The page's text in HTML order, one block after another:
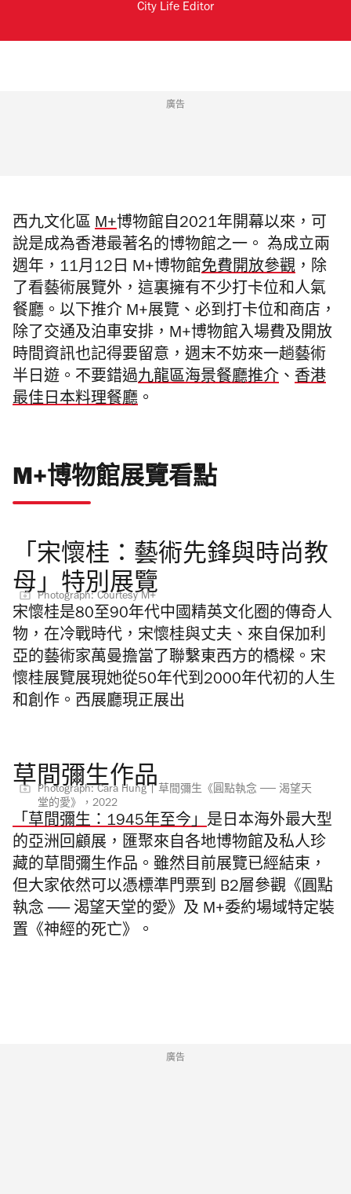
City Life Editor
廣告
西九文化區 M+博物館自2021年開幕以來，可
說是成為香港最著名的博物館之一。 為成立兩
週年，11月12日 M+博物館免費開放參觀 ，除
了看藝術展覽外，這裏擁有不少打卡位和人氣
餐廳。以下推介 M+展覽、必到打卡位和商店，
除了 交通及泊車安排， M+博物館入場費及開放
時間資訊也記得要留意，週末不妨來一趟藝術
半日遊。 不要錯過九龍區海景餐廳推介 、 香港
最佳日本料理餐廳 。
M+博物館展覽看點
「宋懷桂：藝術先鋒與時尚教
母」特別展覽
Photograph: Courtesy M+
宋懷桂是80至90年代中國精英文化圈的傳奇人
物，在冷戰時代，宋懷桂與丈夫、來自保加利
亞的藝術家萬曼擔當了聯繫東西方的橋樑。宋
懷桂展覽展現她從50年代到2000年代初的人生
和創作。西展廳現正展出
草間彌生作品
Photograph: Cara Hung | 草間彌生《圓點執念 ── 渴望天
堂的愛》，2022
「草間彌生：1945年至今」是日本海外最大型
的亞洲回顧展，匯聚來自各地博物館及私人珍
藏的草間彌生作品。雖然目前展覽已經結束，
但大家依然可以憑標準門票到 B2層參觀《圓點
執念 ── 渴望天堂的愛》及 M+委約場域特定裝
置《神經的死亡》。
廣告